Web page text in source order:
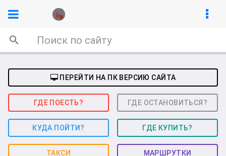
ПЕРЕЙТИ НА ПК ВЕРСИЮ САЙТА
ГДЕ ПОЕСТЬ? ГДЕ ОСТАНОВИТЬСЯ?
КУДА ПОЙТИ? ГДЕ КУПИТЬ?
ТАКСИ МАРШРУТКИ